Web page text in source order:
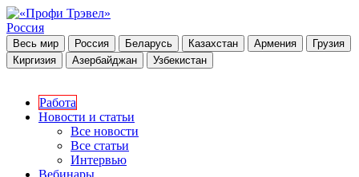
Россия
Весь мир Россия Беларусь Казахстан Армения
Грузия
Киргизия
Азербайджан Узбекистан
Работа
Новости и статьи
Все новости
Все статьи
Интервью
Вебинары